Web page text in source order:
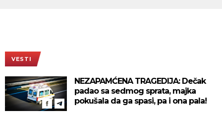
VESTI
NEZAPAMĆENA TRAGEDIJA: Dečak
padao sa sedmog sprata, majka
pokušala da ga spasi, pa i ona pala!